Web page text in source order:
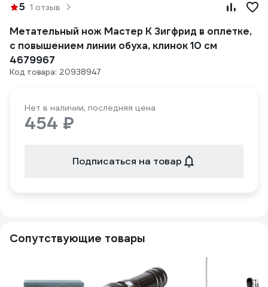
5 1 отзыв
Метательный нож Мастер К Зигфрид в оплетке,
с повышением линии обуха, клинок 10 см
4679967
Код товара: 20938947
Нет в наличии, последняя цена
454 ₽
Подписаться на товар
Сопутствующие товары